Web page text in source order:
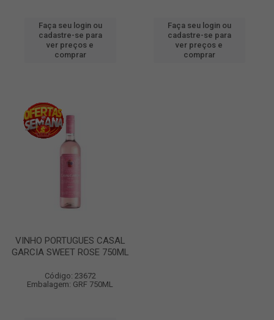
Faça seu login ou
cadastre-se para
ver preços e
comprar
Faça seu login ou
cadastre-se para
ver preços e
comprar
VINHO PORTUGUES CASAL
GARCIA SWEET ROSE 750ML
Código: 23672
Embalagem: GRF 750ML